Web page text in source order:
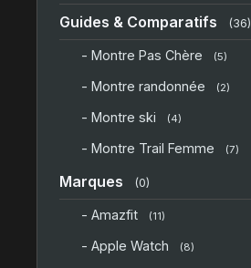
Guides & Comparatifs (36)
- Montre Pas Chère (5)
- Montre randonnée (2)
- Montre ski (4)
- Montre Trail Femme (7)
Marques (0)
- Amazfit (11)
- Apple Watch (8)